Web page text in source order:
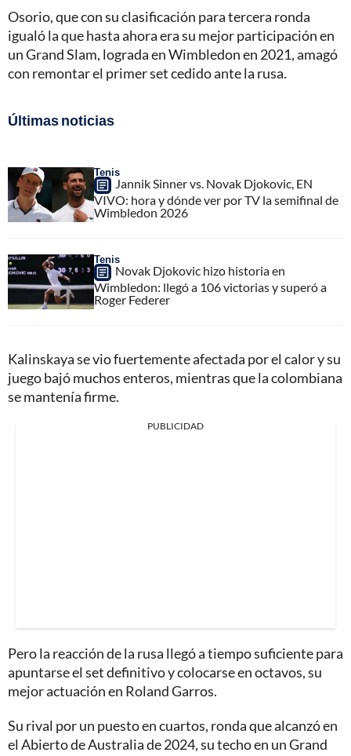
Osorio, que con su clasificación para tercera ronda
igualó la que hasta ahora era su mejor participación en
un Grand Slam, lograda en Wimbledon en 2021, amagó
con remontar el primer set cedido ante la rusa.
Últimas noticias
Tenis
Jannik Sinner vs. Novak Djokovic, EN
VIVO: hora y dónde ver por TV la semifinal de
Wimbledon 2026
Tenis
Novak Djokovic hizo historia en
Wimbledon: llegó a 106 victorias y superó a
Roger Federer
Kalinskaya se vio fuertemente afectada por el calor y su
juego bajó muchos enteros, mientras que la colombiana
se mantenía firme.
PUBLICIDAD
Pero la reacción de la rusa llegó a tiempo suficiente para
apuntarse el set definitivo y colocarse en octavos, su
mejor actuación en Roland Garros.
Su rival por un puesto en cuartos, ronda que alcanzó en
el Abierto de Australia de 2024, su techo en un Grand